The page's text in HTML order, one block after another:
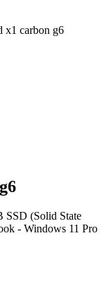
x1 carbon g6
(Solid State
- Windows 11 Pro